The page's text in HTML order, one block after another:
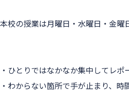
本校の授業は月曜日・水曜日・金曜
・ひとりではなかなか集中してレポ
・わからない箇所で手が止まり、時